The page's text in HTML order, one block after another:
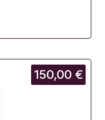
150,00 €